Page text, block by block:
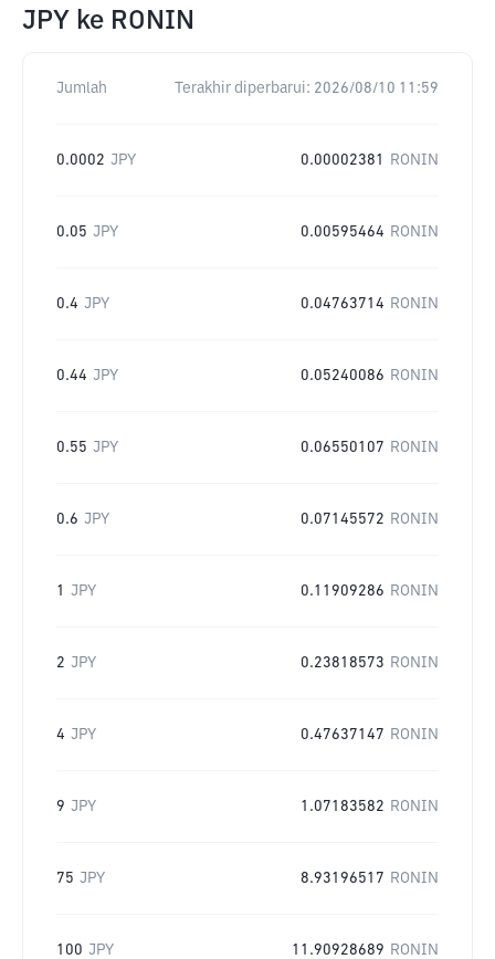
JPY ke RONIN
Jumlah Terakhir diperbarui: 2026/08/10 11:59
0.0002 JPY 0.00002381 RONIN
0.05 JPY 0.00595464 RONIN
0.4 JPY 0.04763714 RONIN
0.44 JPY 0.05240086 RONIN
0.55 JPY 0.06550107 RONIN
0.6 JPY 0.07145572 RONIN
1 JPY 0.11909286 RONIN
2 JPY 0.23818573 RONIN
4 JPY 0.47637147 RONIN
9 JPY 1.07183582 RONIN
75 JPY 8.93196517 RONIN
100 JPY 11.90928689 RONIN